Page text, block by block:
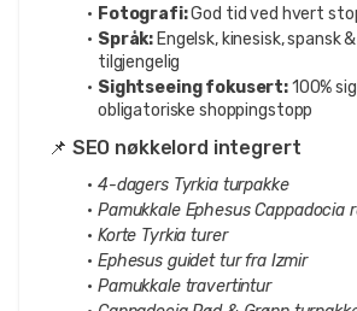
Fotografi: God tid ved hvert
Språk: Engelsk, kinesisk, spansk
tilgjengelig
Sightseeing fokusert: 100%
obligatoriske shoppingstopp
📌 SEO nøkkelord integrert
4-dagers Tyrkia turpakke
Pamukkale Ephesus Cappadocia
Korte Tyrkia turer
Ephesus guidet tur fra Izmir
Pamukkale travertintur